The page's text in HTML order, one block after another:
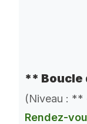
** Boucle
(Niveau : **
Rendez-